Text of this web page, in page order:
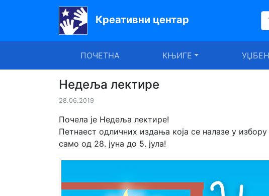
Креативни центар
ПОЧЕТНА КЊИГЕ
Почетна
УџбенициНедеља лектире
28.06.2019
Почела је Недеља лектире!
Петнаест одличних издања која се налазе у
само од 28. јуна до 5. јула!